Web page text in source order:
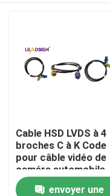
Cable HSD LVDS à 4
broches C à K Code
pour câble vidéo de
caméra automobile
envoyer une